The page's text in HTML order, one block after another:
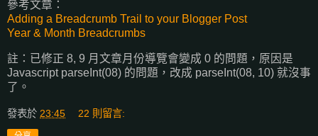
參考文章：
Adding a Breadcrumb Trail to your Blogger Post
Year & Month Breadcrumbs
註：已修正 8, 9 月文章月份導覽會變成 0 的問題，原因是
Javascript parseInt(08) 的問題，改成 parseInt(08, 10) 就沒事
了。
發表於 23:45 22 則留言: